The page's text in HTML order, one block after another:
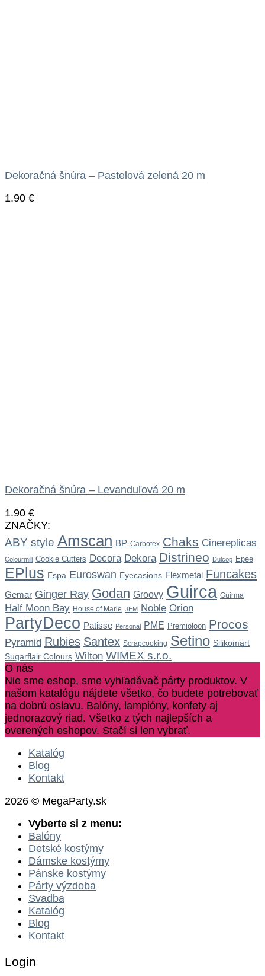
Dekoračná šnúra – Pastelová zelená 20 m
1.90 €
Dekoračná šnúra – Levanduľová 20 m
1.90 €
ZNAČKY:
ABY style Amscan BP Carbotex Chaks Cinereplicas
Colourmill Cookie Cutters Decora Dekora Distrineo Dulcop Epee
EPlus Espa Euroswan Eyecasions Flexmetal Funcakes
Gemar Ginger Ray Godan Groovy Guirca Guirma
Half Moon Bay House of Marie JEM Noble Orion
PartyDeco Patisse Personal PME Premioloon Procos
Pyramid Rubies Santex Scrapcooking Setino Silikomart
Sugarflair Colours Wilton WIMEX s.r.o.
O nás
Nie sme eshop, sme vyhľadávač párty produktov. V
našom katalógu nájdete všetko, čo budete potrebovať
na dobrú oslavu. Balóny, lampióny, konfety aj
jednorazový riad. Všetko z tých najlepších a
overených eshopov. Stačí si len vybrať.
Katalóg
Blog
Kontakt
2026 © MegaParty.sk
Vyberte si z menu:
Balóny
Detské kostýmy
Dámske kostýmy
Pánske kostýmy
Párty výzdoba
Svadba
Katalóg
Blog
Kontakt
Login